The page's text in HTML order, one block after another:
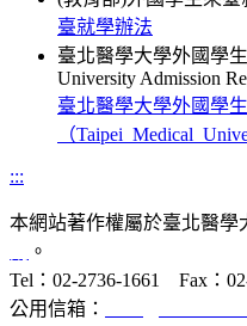
臺就學辦法
臺北醫學大學外國學
University Admission
臺北醫學大學外國學
（
:::
本網站著作權屬於臺北醫
。
Tel：02-2736-1661 Fax：
公用信箱：